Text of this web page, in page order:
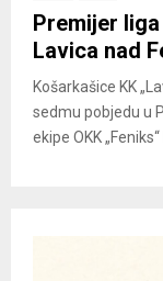
Premijer
Lavica nad
Košarkašice KK
sedmu pobjedu u
ekipe OKK